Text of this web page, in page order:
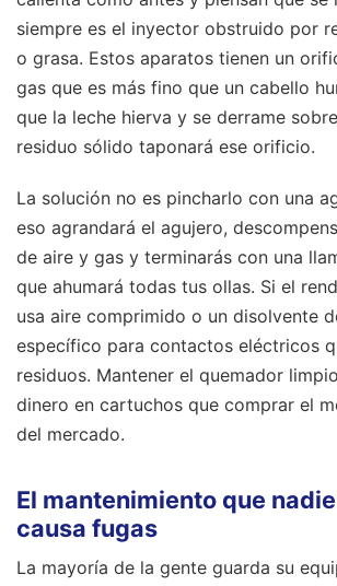
siempre es el inyector obstruido por
o grasa. Estos aparatos tienen un
gas que es más fino que un cabello
que la leche hierva y se derrame
residuo sólido taponará ese orificio.
La solución no es pincharlo con una
eso agrandará el agujero,
de aire y gas y terminarás con una
que ahumará todas tus ollas. Si el
usa aire comprimido o un disolvente
específico para contactos eléctricos
residuos. Mantener el quemador
dinero en cartuchos que comprar el
del mercado.
El mantenimiento que
causa fugas
La mayoría de la gente guarda su